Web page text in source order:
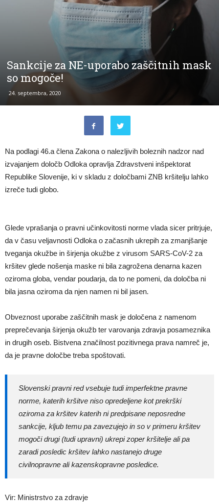
Sankcije za NE-uporabo zaščitnih mask
so mogoče!
24. septembra, 2020
Na podlagi 46.a člena Zakona o nalezljivih boleznih nadzor nad
izvajanjem določb Odloka opravlja Zdravstveni inšpektorat
Republike Slovenije, ki v skladu z določbami ZNB kršitelju lahko
izreče tudi globo.
Glede vprašanja o pravni učinkovitosti norme vlada sicer pritrjuje,
da v času veljavnosti Odloka o začasnih ukrepih za zmanjšanje
tveganja okužbe in širjenja okužbe z virusom SARS-CoV-2 za
kršitev glede nošenja maske ni bila zagrožena denarna kazen
oziroma globa, vendar poudarja, da to ne pomeni, da določba ni
bila jasna oziroma da njen namen ni bil jasen.
Obveznost uporabe zaščitnih mask je določena z namenom
preprečevanja širjenja okužb ter varovanja zdravja posameznika
in drugih oseb. Bistvena značilnost pozitivnega prava namreč je,
da je pravne določbe treba spoštovati.
Slovenski pravni red vsebuje tudi imperfektne pravne
norme, katerih kršitve niso opredeljene kot prekrški
oziroma za kršitev katerih ni predpisane neposredne
sankcije, kljub temu pa zavezujejo in so v primeru kršitev
mogoči drugi (tudi upravni) ukrepi zoper kršitelje ali pa
zaradi posledic kršitev lahko nastanejo druge
civilnopravne ali kazenskopravne posledice.
Vir: Ministrstvo za zdravje